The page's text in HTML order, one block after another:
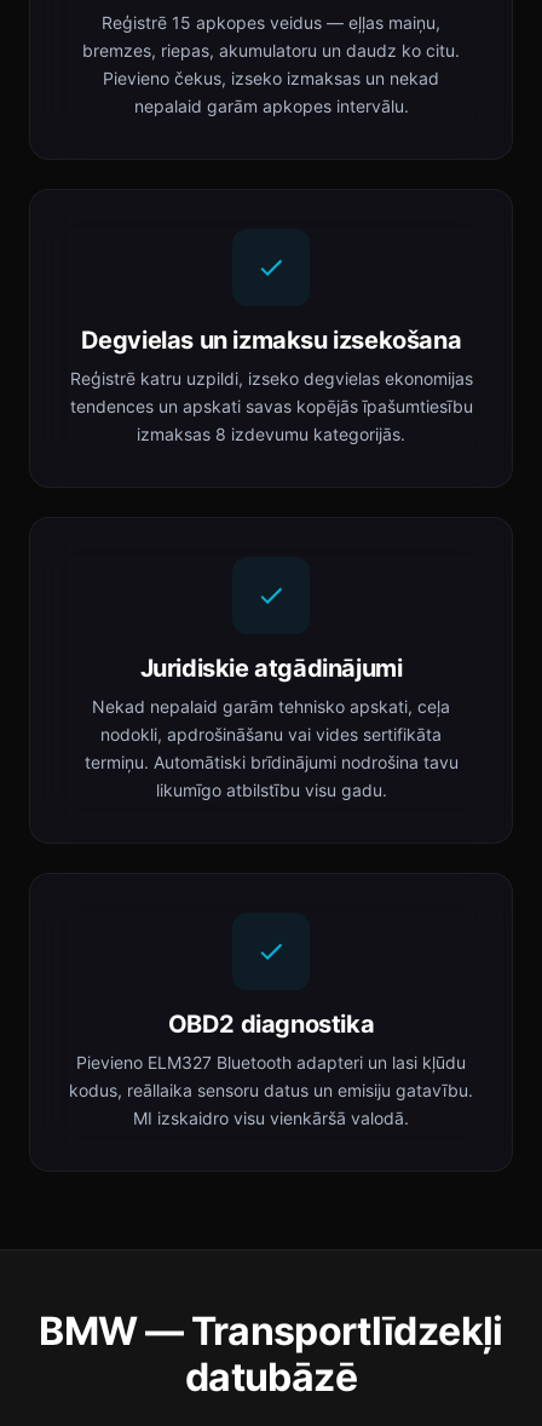
Reģistrē 15 apkopes veidus — eļļas maiņu,
bremzes, riepas, akumulatoru un daudz ko citu.
Pievieno čekus, izseko izmaksas un nekad
nepalaid garām apkopes intervālu.
Degvielas un izmaksu izsekošana
Reģistrē katru uzpildi, izseko degvielas ekonomijas
tendences un apskati savas kopējās īpašumtiesību
izmaksas 8 izdevumu kategorijās.
Juridiskie atgādinājumi
Nekad nepalaid garām tehnisko apskati, ceļa
nodokli, apdrošināšanu vai vides sertifikāta
termiņu. Automātiski brīdinājumi nodrošina tavu
likumīgo atbilstību visu gadu.
OBD2 diagnostika
Pievieno ELM327 Bluetooth adapteri un lasi kļūdu
kodus, reāllaika sensoru datus un emisiju gatavību.
MI izskaidro visu vienkāršā valodā.
BMW — Transportlīdzekļi
datubāzē